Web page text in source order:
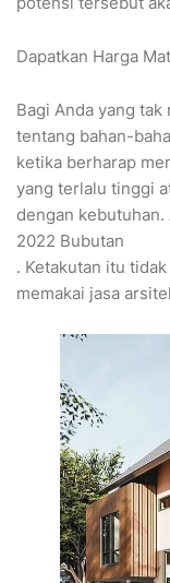
Dapatkan Harga
Bagi Anda yang
tentang bahan-
ketika berharap
yang terlalu tinggi
dengan kebutuhan.
2022 Bubutan
. Ketakutan itu
memakai jasa